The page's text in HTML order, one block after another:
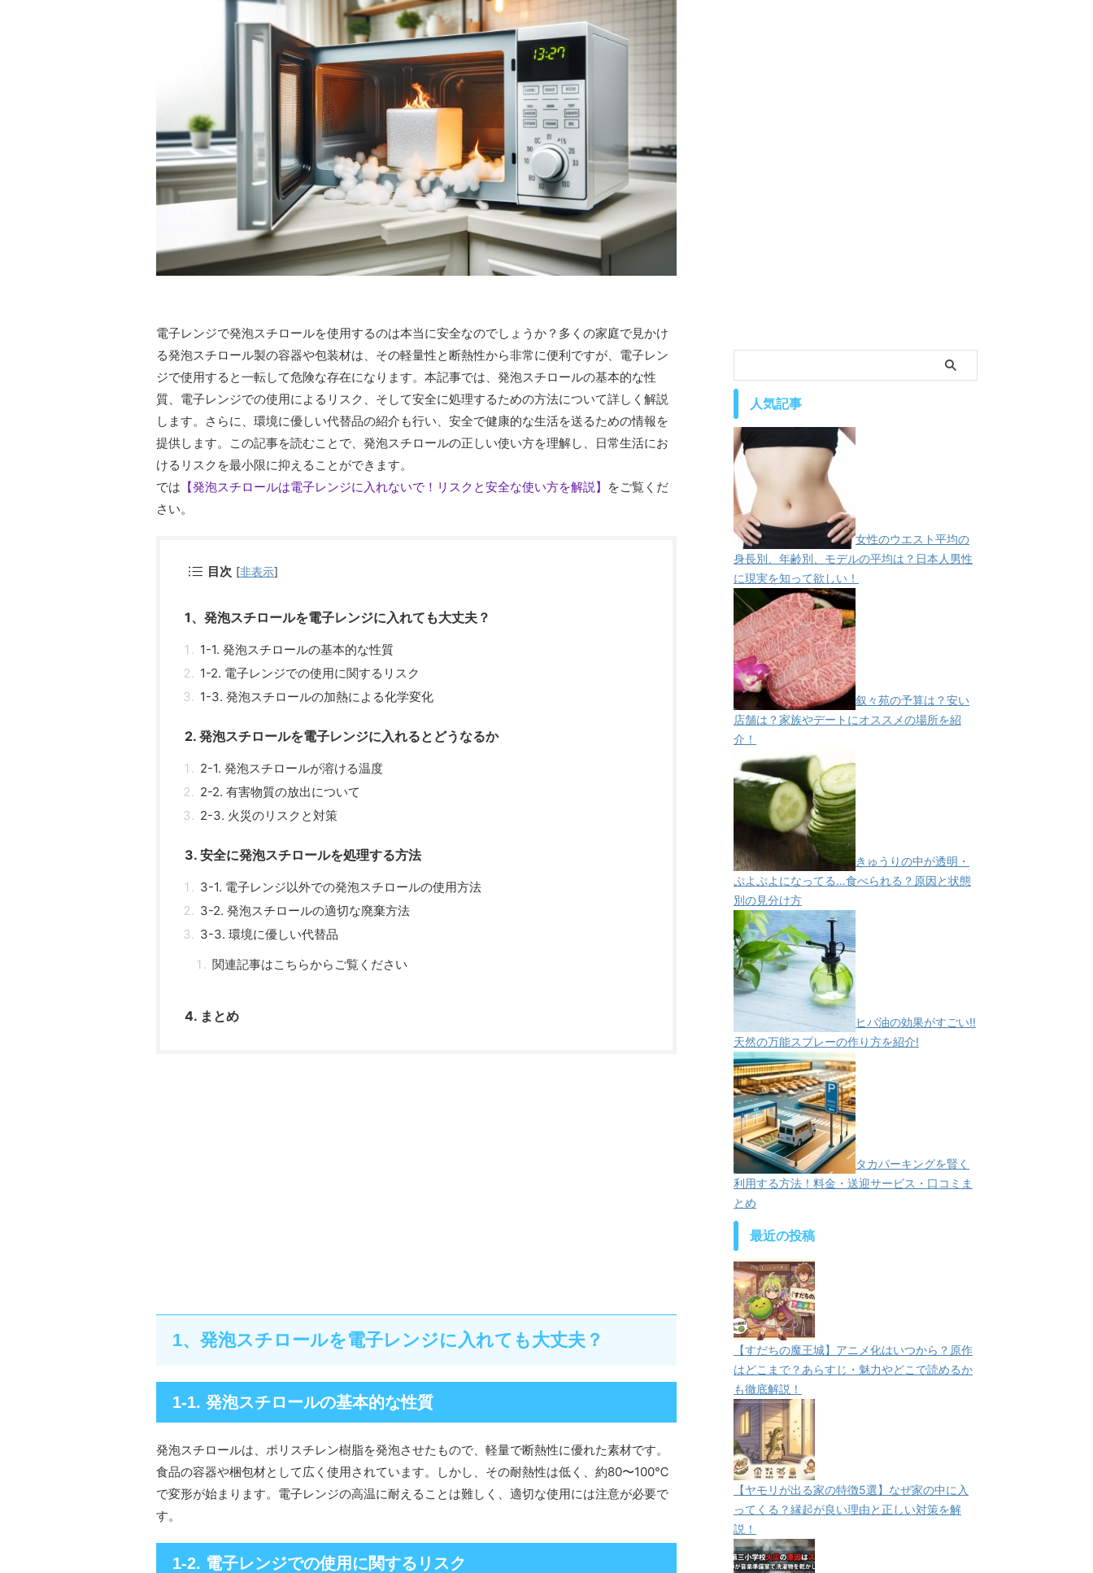
電子レンジで発泡スチロールを使用するのは本当に安全なのでしょうか？多くの家庭で見かけ
る発泡スチロール製の容器や包装材は、その軽量性と断熱性から非常に便利ですが、電子レン
ジで使用すると一転して危険な存在になります。本記事では、発泡スチロールの基本的な性
質、電子レンジでの使用によるリスク、そして安全に処理するための方法について詳しく解説
します。さらに、環境に優しい代替品の紹介も行い、安全で健康的な生活を送るための情報を
提供します。この記事を読むことで、発泡スチロールの正しい使い方を理解し、日常生活にお
けるリスクを最小限に抑えることができます。
では 【発泡スチロールは電子レンジに入れないで！リスクと安全な使い方を解説】 をご覧くだ
さい。
目次 [非表示]
1、発泡スチロールを電子レンジに入れても大丈夫？
1-1. 発泡スチロールの基本的な性質
1-2. 電子レンジでの使用に関するリスク
1-3. 発泡スチロールの加熱による化学変化
2. 発泡スチロールを電子レンジに入れるとどうなるか
2-1. 発泡スチロールが溶ける温度
2-2. 有害物質の放出について
2-3. 火災のリスクと対策
3. 安全に発泡スチロールを処理する方法
3-1. 電子レンジ以外での発泡スチロールの使用方法
3-2. 発泡スチロールの適切な廃棄方法
3-3. 環境に優しい代替品
関連記事はこちらからご覧ください
4. まとめ
1、発泡スチロールを電子レンジに入れても大丈夫？
1-1. 発泡スチロールの基本的な性質
発泡スチロールは、ポリスチレン樹脂を発泡させたもので、軽量で断熱性に優れた素材です。
食品の容器や梱包材として広く使用されています。しかし、その耐熱性は低く、約80〜100℃
で変形が始まります。電子レンジの高温に耐えることは難しく、適切な使用には注意が必要で
す。
1-2. 電子レンジでの使用に関するリスク
人気記事
女性のウエスト平均の
身長別、年齢別、モデルの平均は？日本人男性
に現実を知って欲しい！
叙々苑の予算は？安い
店舗は？家族やデートにオススメの場所を紹
介！
きゅうりの中が透明・
ぷよぷよになってる…食べられる？原因と状態
別の見分け方
ヒバ油の効果がすごい!!
天然の万能スプレーの作り方を紹介!
タカパーキングを賢く
利用する方法！料金・送迎サービス・口コミま
とめ
最近の投稿
【すだちの魔王城】アニメ化はいつから？原作
はどこまで？あらすじ・魅力やどこで読めるか
も徹底解説！
【ヤモリが出る家の特徴5選】なぜ家の中に入
ってくる？縁起が良い理由と正しい対策を解
説！